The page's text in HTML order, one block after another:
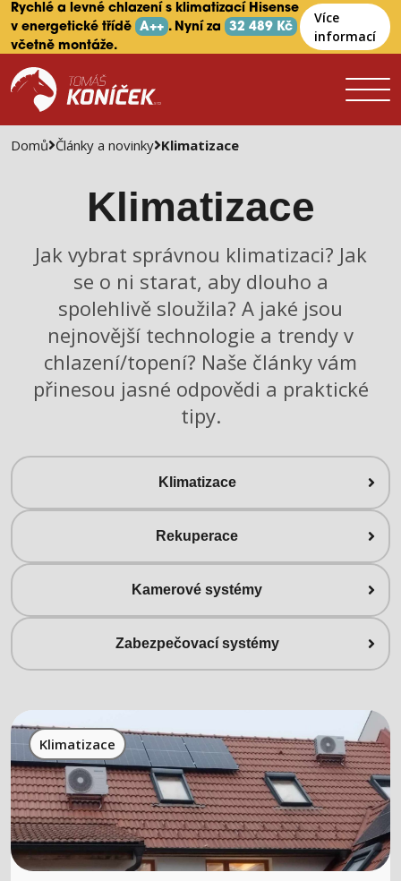
Domů Články a novinky Klimatizace
Klimatizace
Jak vybrat správnou klimatizaci? Jak
se o ni starat, aby dlouho a
spolehlivě sloužila? A jaké jsou
nejnovější technologie a trendy v
chlazení/topení? Naše články vám
přinesou jasné odpovědi a praktické
tipy.
Klimatizace
Rekuperace
Kamerové systémy
Zabezpečovací systémy
Klimatizace
Rychlé a levné chlazení s klimatizací Hisense
v energetické třídě
A++ . Nyní za
32 489 Kč
včetně montáže.
Více
informací